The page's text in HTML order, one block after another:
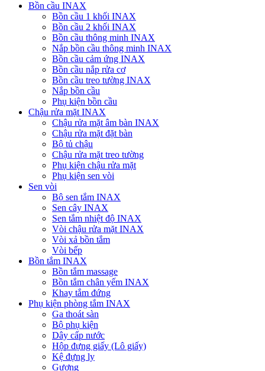
Bồn cầu INAX
Bồn cầu 1 khối INAX
Bồn cầu 2 khối INAX
Bồn cầu thông minh INAX
Nắp bồn cầu thông minh INAX
Bồn cầu cảm ứng INAX
Bồn cầu nắp rửa cơ
Bồn cầu treo tường INAX
Nắp bồn cầu
Phụ kiện bồn cầu
Chậu rửa mặt INAX
Chậu rửa mặt âm bàn INAX
Chậu rửa mặt đặt bàn
Bộ tủ chậu
Chậu rửa mặt treo tường
Phụ kiện chậu rửa mặt
Phụ kiện sen vòi
Sen vòi
Bộ sen tắm INAX
Sen cây INAX
Sen tắm nhiệt độ INAX
Vòi chậu rửa mặt INAX
Vòi xả bồn tắm
Vòi bếp
Bồn tắm INAX
Bồn tắm massage
Bồn tắm chân yếm INAX
Khay tắm đứng
Phụ kiện phòng tắm INAX
Ga thoát sàn
Bộ phụ kiện
Dây cấp nước
Hộp đựng giấy (Lô giấy)
Kệ đựng ly
Gương